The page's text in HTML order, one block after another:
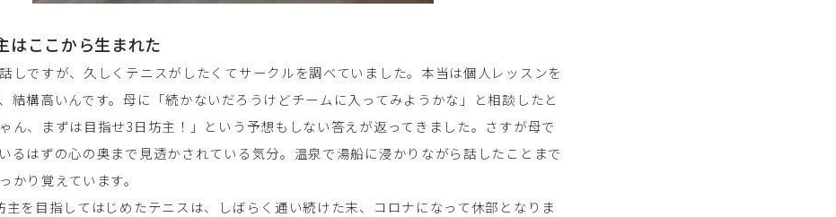
はここから生まれた
しですが、久しくテニスがしたくてサークルを調べていました。本当は個人レッスンを
結構高いんです。母に「続かないだろうけどチームに入ってみようかな」と相談したと
ん、まずは目指せ3日坊主！」という予想もしない答えが返ってきました。さすが母で
るはずの心の奥まで見透かされている気分。温泉で湯船に浸かりながら話したことまで
かり覚えています。
主を目指してはじめたテニスは、しばらく通い続けた末、コロナになって休部となりま